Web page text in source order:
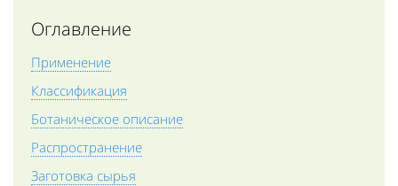
Оглавление
Применение
Классификация
Ботаническое описание
Распространение
Заготовка сырья